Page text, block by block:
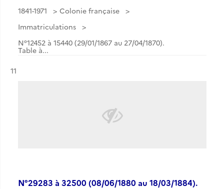
1841-1971
Colonie française
Immatriculations
N°12452 à 15440 (29/01/1867 au 27/04/1870).
Table à...
Résultat n°
11
N°29283 à 32500 (08/06/1880 au 18/03/1884).